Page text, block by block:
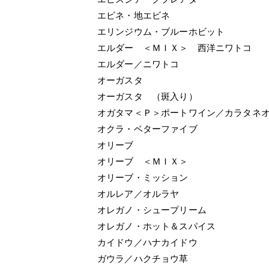
エビネ・地エビネ
エリンジウム・ブルーホビット
エルダー ＜ＭＩＸ＞ 西洋ニワトコ
エルダー／ニワトコ
オーガスタ
オーガスタ （斑入り）
オガタマ＜Ｐ＞ポートワイン／カラタネ
オクラ・ベターファイブ
オリーブ
オリーブ ＜ＭＩＸ＞
オリーブ・ミッション
オルレア／オルラヤ
オレガノ・シュープリーム
オレガノ・ホット＆スパイス
カイドウ／ハナカイドウ
ガウラ／ハクチョウ草